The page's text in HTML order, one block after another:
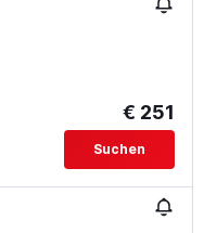
€ 251
Suchen